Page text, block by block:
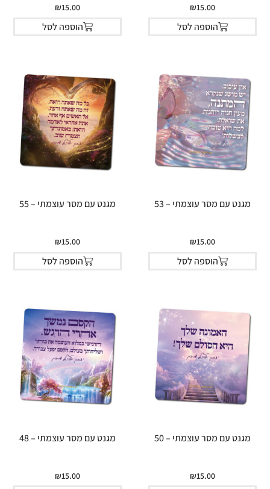
₪15.00
הוספה לסל
₪15.00
הוספה לסל
מגנט עם מסר עוצמתי – 53
₪15.00
הוספה לסל
מגנט עם מסר עוצמתי – 55
₪15.00
הוספה לסל
מגנט עם מסר עוצמתי – 50
₪15.00
מגנט עם מסר עוצמתי – 48
₪15.00